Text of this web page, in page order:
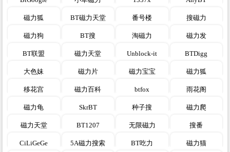
1548 1616 13 1649 1612
磁力狐
1506
BT磁力天堂
1752
番号楼
1646
搜磁力
1459
磁力狗
1517
BT搜
1527
淘磁力
2314 19
磁力发
1487
BT联盟
1453
磁力天堂
409
Unblock-it
202
BTDigg
335
大色妹
1686
磁力片
1493
磁力宝宝
1555
磁力狐
1485
移花宫
1637
磁力百科
1507
btfox
1590
雨花阁
1696
磁力龟
365
SkrBT
1570
种子搜
1611
磁力爬
1484
磁力天堂
1599
BT1207
1559 11
无限磁力
1664
搜番
1851
CiLiGeGe 5A磁力搜索 BT吃力 磁力猫